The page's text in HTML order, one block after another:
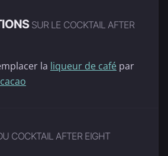
SUR LE COCKTAIL AFTER
la liqueur de café par
COCKTAIL AFTER EIGHT